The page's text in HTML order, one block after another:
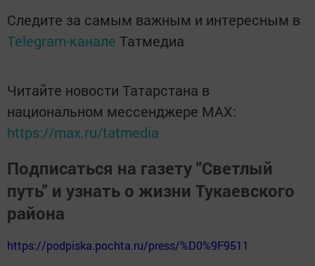
Следите за самым важным и интересным в
Telegram-канале Татмедиа
Читайте новости Татарстана в
национальном мессенджере MАХ:
https://max.ru/tatmedia
Подписаться на газету "Светлый
путь" и узнать о жизни Тукаевского
района
https://podpiska.pochta.ru/press/%D0%9F9511